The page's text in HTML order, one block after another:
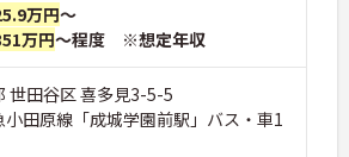
万円～
万円～程度 ※想定年収
世田谷区 喜多見3-5-5
小田原線「成城学園前駅」バス・車1